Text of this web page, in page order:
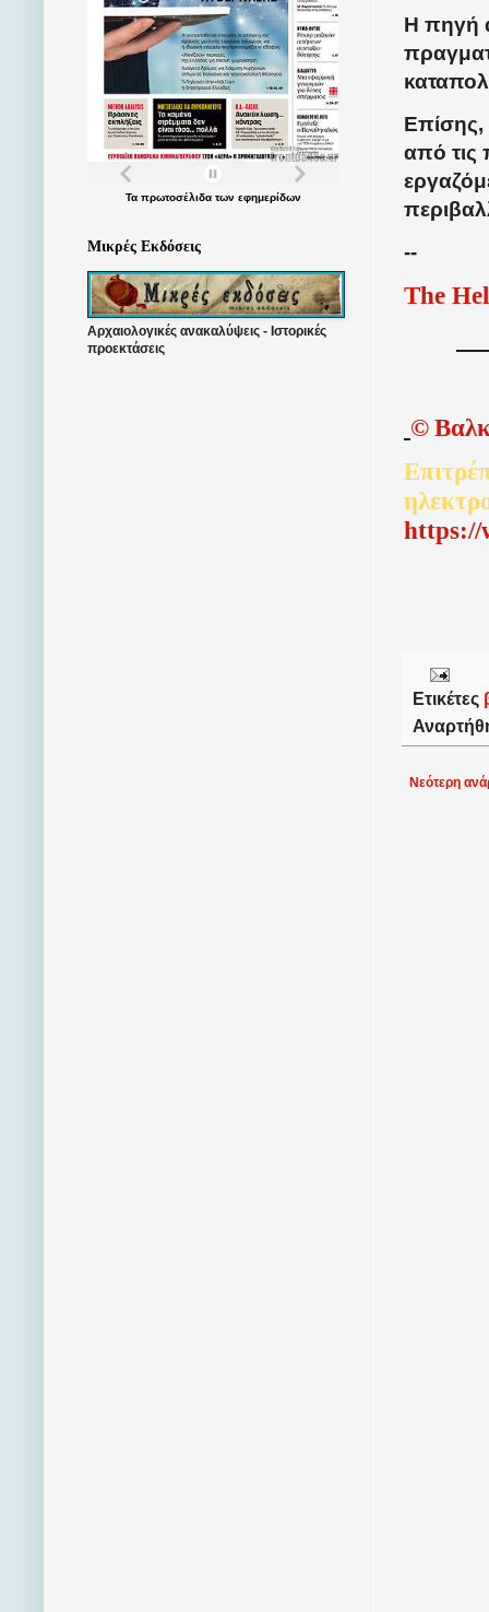
Η πηγή
Επίσης,
από τις
--
The
©
https://
Ετικέτες
Νεότερη
Τα πρωτοσέλιδατων εφημερίδων
Μικρές Εκδόσεις
Αρχαιολογικές ανακαλύψεις - Ιστορικές
προεκτάσεις